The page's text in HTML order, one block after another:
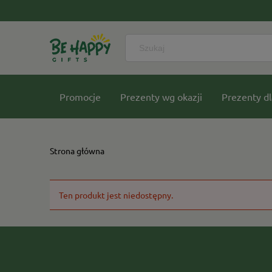
Promocje Prezenty wg okazji Prezenty
Strona główna
Ten produkt jest niedostępny.